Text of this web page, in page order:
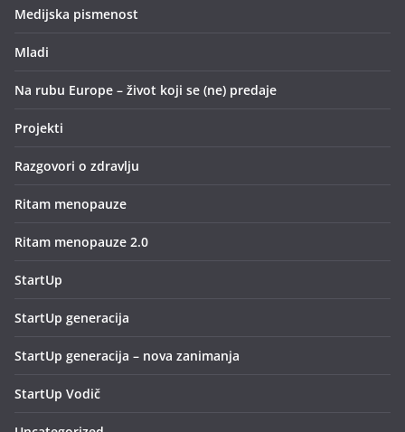
Medijska pismenost
Mladi
Na rubu Europe – život koji se (ne) predaje
Projekti
Razgovori o zdravlju
Ritam menopauze
Ritam menopauze 2.0
StartUp
StartUp generacija
StartUp generacija – nova zanimanja
StartUp Vodič